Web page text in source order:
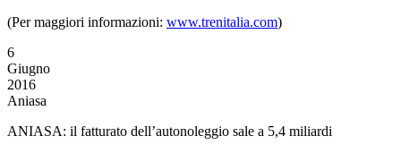
(Per maggiori informazioni: www.trenitalia.com)
6
Giugno
2016
Aniasa
ANIASA: il fatturato dell’autonoleggio sale a 5,4 miliardi